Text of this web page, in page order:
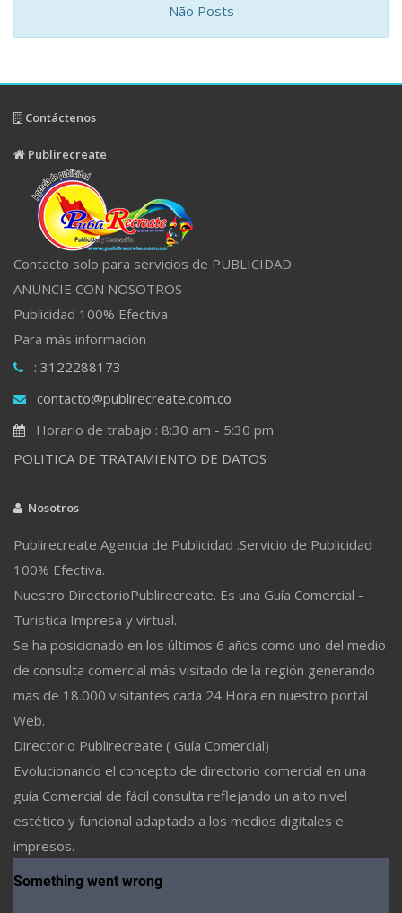
Não Posts
Contáctenos
Publirecreate
Contacto solo para servicios de PUBLICIDAD
ANUNCIE CON NOSOTROS
Publicidad 100% Efectiva
Para más información
: 3122288173
contacto@publirecreate.com.co
Horario de trabajo : 8:30 am - 5:30 pm
POLITICA DE TRATAMIENTO DE DATOS
Nosotros
Publirecreate Agencia de Publicidad .Servicio de Publicidad
100% Efectiva.
Nuestro DirectorioPublirecreate. Es una Guía Comercial -
Turistica Impresa y virtual.
Se ha posicionado en los últimos 6 años como uno del medio
de consulta comercial más visitado de la región generando
mas de 18.000 visitantes cada 24 Hora en nuestro portal
Web.
Directorio Publirecreate ( Guía Comercial)
Evolucionando el concepto de directorio comercial en una
guía Comercial de fácil consulta reflejando un alto nivel
estético y funcional adaptado a los medios digitales e
impresos.